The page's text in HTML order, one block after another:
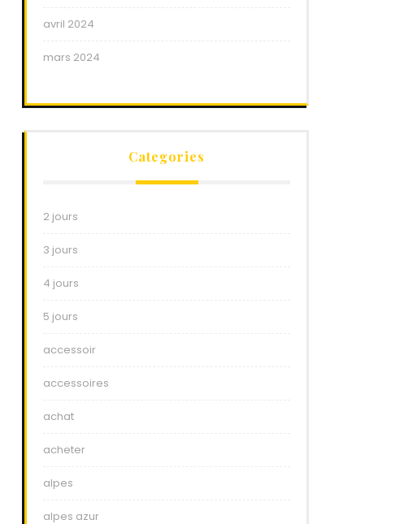
avril 2024
mars 2024
Categories
2 jours
3 jours
4 jours
5 jours
accessoir
accessoires
achat
acheter
alpes
alpes azur